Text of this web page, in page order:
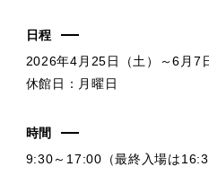
日程
2026年4月25日（土）～6月7
休館日：月曜日
時間
9:30～17:00（最終入場は